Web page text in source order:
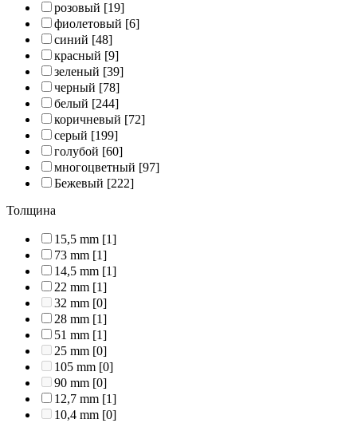
розовый [19]
фиолетовый [6]
синий [48]
красный [9]
зеленый [39]
черный [78]
белый [244]
коричневый [72]
серый [199]
голубой [60]
многоцветный [97]
Бежевый [222]
Толщина
15,5 mm [1]
73 mm [1]
14,5 mm [1]
22 mm [1]
32 mm [0]
28 mm [1]
51 mm [1]
25 mm [0]
105 mm [0]
90 mm [0]
12,7 mm [1]
10,4 mm [0]